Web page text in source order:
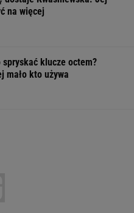
na więcej
spryskać klucze octem?
mało kto używa